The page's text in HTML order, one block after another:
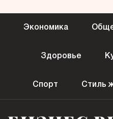
Экономика
Здоровье
Спорт Стиль